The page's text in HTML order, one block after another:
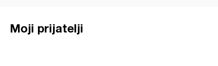
Moji prijatelji